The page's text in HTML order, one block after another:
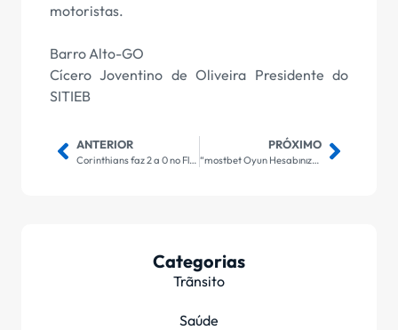
motoristas.
Barro Alto-GO
Cícero Joventino de Oliveira Presidente do
SITIEB
ANTERIOR
Corinthians faz 2 a 0 no Fluminense e deixa Z4 do Brasileirão
PRÓXIMO
“mostbet Oyun Hesabınıza Logon Yapmanın Yollar
Categorias
Trãnsito
Saúde